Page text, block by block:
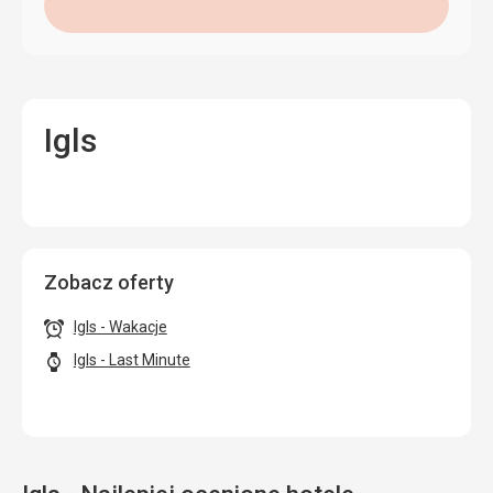
Igls
Zobacz oferty
Igls - Wakacje
Igls - Last Minute